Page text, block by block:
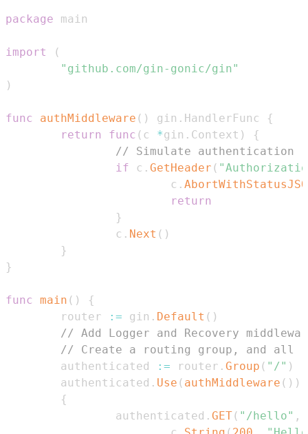
package
import
(
"github.com/gin-gonic/gin"
)
func authMiddleware ( ) gin . HandlerFunc
{
return
func ( c *gin . Context )
{
// Simulate authentication
if c . GetHeader (
                        c
.
return
}
                c
. Next ( )
}
}
func main ( )
{
        router
:= gin . Default ( )
// Add Logger and Recovery
// Create a routing group, and all
        authenticated
:= router . Group ( "/" )
        authenticated
. Use ( authMiddleware ( ) )
{
                authenticated
. GET( "/hello" ,